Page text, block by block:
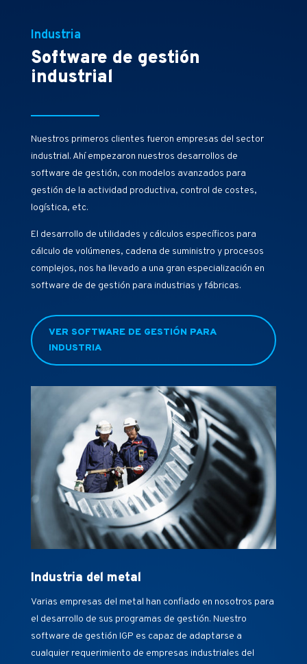
Industria
Software de gestión
industrial
Nuestros primeros clientes fueron empresas del sector
industrial. Ahí empezaron nuestros desarrollos de
software de gestión, con modelos avanzados para
gestión de la actividad productiva, control de costes,
logística, etc.
El desarrollo de utilidades y cálculos específicos para
cálculo de volúmenes, cadena de suministro y procesos
complejos, nos ha llevado a una gran especialización en
software de de gestión para industrias y fábricas.
VER SOFTWARE DE GESTIÓN PARA
INDUSTRIA
Industria del metal
Varias empresas del metal han confiado en nosotros para
el desarrollo de sus programas de gestión. Nuestro
software de gestión IGP es capaz de adaptarse a
cualquier requerimiento de empresas industriales del